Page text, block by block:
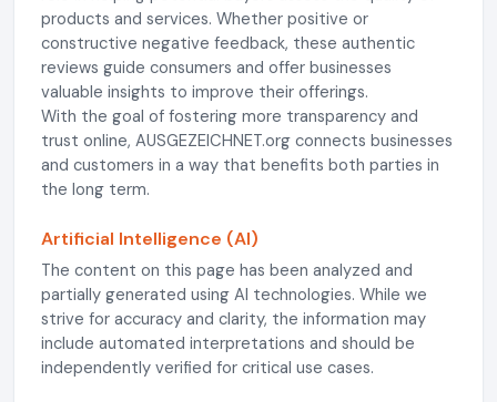
products and services. Whether positive or
constructive negative feedback, these authentic
reviews guide consumers and offer businesses
valuable insights to improve their offerings.
With the goal of fostering more transparency and
trust online, AUSGEZEICHNET.org connects businesses
and customers in a way that benefits both parties in
the long term.
Artificial Intelligence (AI)
The content on this page has been analyzed and
partially generated using AI technologies. While we
strive for accuracy and clarity, the information may
include automated interpretations and should be
independently verified for critical use cases.